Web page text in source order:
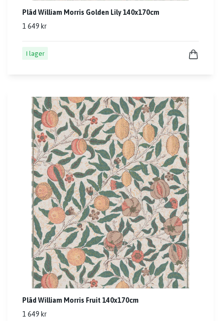
Pläd William Morris Golden Lily 140x170cm
1 649 kr
I lager
Pläd William Morris Fruit 140x170cm
1 649 kr